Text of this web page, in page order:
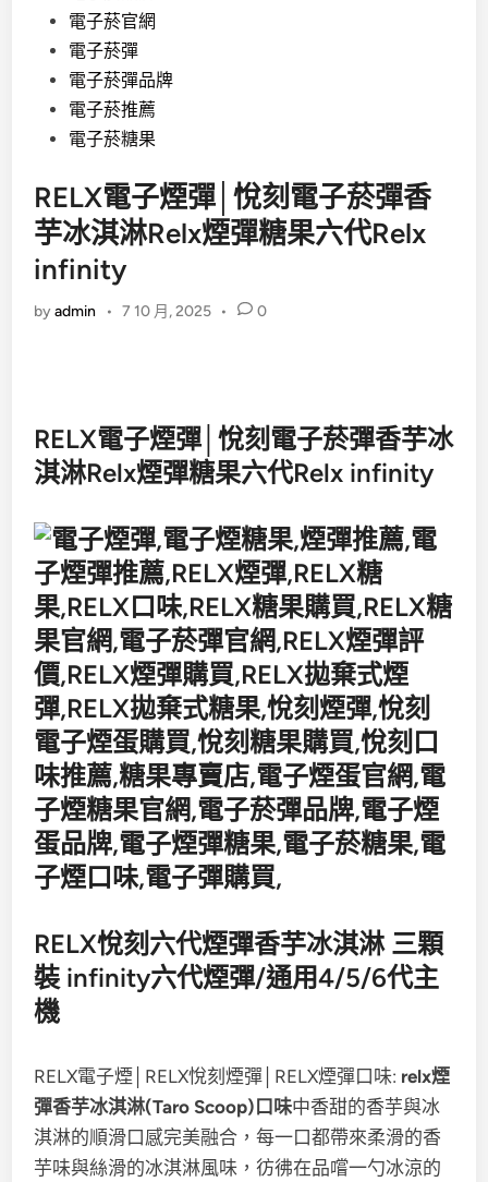
電子菸官網
電子菸彈
電子菸彈品牌
電子菸推薦
電子菸糖果
RELX電子煙彈│悅刻電子菸彈香
芋冰淇淋Relx煙彈糖果六代Relx
infinity
byadmin • 7 10 月, 2025 • 0
RELX電子煙彈│悅刻電子菸彈香芋冰
淇淋Relx煙彈糖果六代Relx infinity
RELX悅刻六代煙彈香芋冰淇淋 三顆
裝 infinity六代煙彈/通用4/5/6代主
機
RELX電子煙│RELX悅刻煙彈│RELX煙彈口味: relx煙
彈香芋冰淇淋(Taro Scoop)口味中香甜的香芋與冰
淇淋的順滑口感完美融合，每一口都帶來柔滑的香
芋味與絲滑的冰淇淋風味，彷彿在品嚐一勺冰涼的